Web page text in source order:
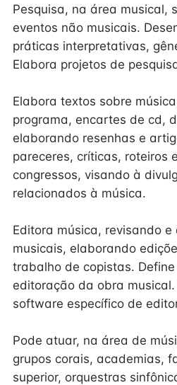
Pesquisa, na área musical,
eventos não musicais.
práticas interpretativas,
Elabora projetos de
Elabora textos sobre
programa, encartes de cd,
elaborando resenhas e
pareceres, críticas, roteiros
congressos, visando à
relacionados à música.
Editora música, revisando
musicais, elaborando
trabalho de copistas.
editoração da obra
software específico de
Pode atuar, na área de
grupos corais, academias,
superior, orquestras